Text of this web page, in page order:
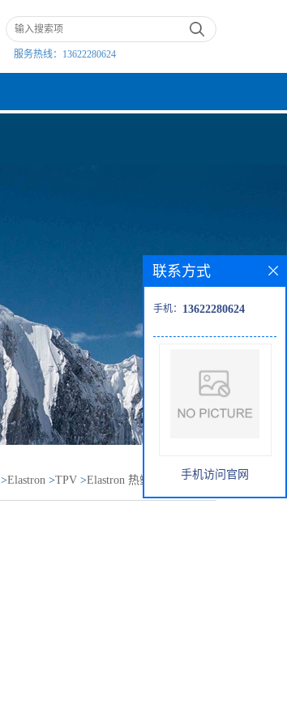
服务热线： 13622280624
>Elastron >TPV >Elastron 热塑性弹性体
联系方式
手机： 13622280624
手机访问官网